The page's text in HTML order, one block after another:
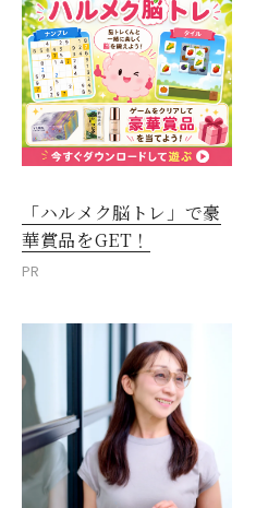
「ハルメク脳トレ」で豪
華賞品をGET！
PR